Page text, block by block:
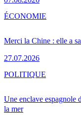
Merci la Chine : elle a
27.07.2026
ÉCONOMIE
Une enclave espagnole
la mer
POLITIQUE